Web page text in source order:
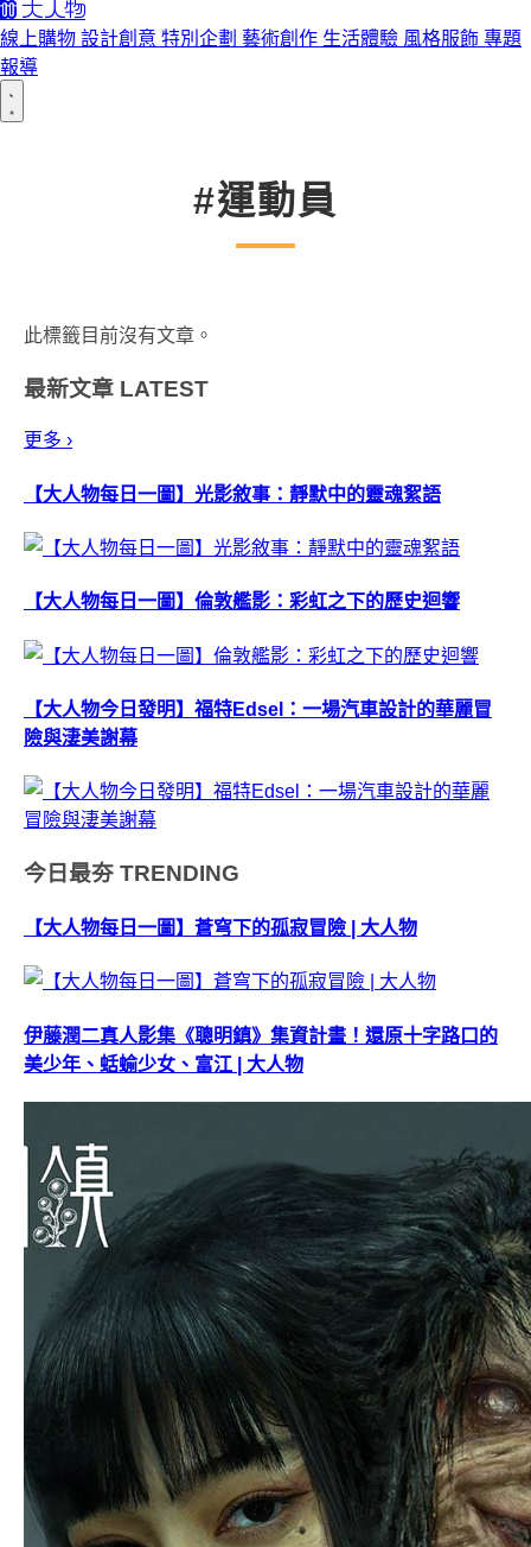
線上購物 設計創意 特別企劃 藝術創作 生活體驗 風格服飾 專題
報導
#運動員
此標籤目前沒有文章。
最新文章 LATEST
更多 ›
【大人物每日一圖】光影敘事：靜默中的靈魂絮語
【大人物每日一圖】倫敦艦影：彩虹之下的歷史迴響
【大人物今日發明】福特Edsel：一場汽車設計的華麗冒
險與淒美謝幕
今日最夯 TRENDING
【大人物每日一圖】蒼穹下的孤寂冒險 | 大人物
伊藤潤二真人影集《聰明鎮》集資計畫！還原十字路口的
美少年、蛞蝓少女、富江 | 大人物